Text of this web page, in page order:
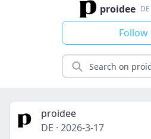
proidee DE
Follow
proidee
DE · 2026-3-17